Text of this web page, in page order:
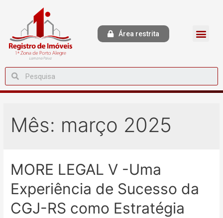
Área restrita
Mês: março 2025
MORE LEGAL V -Uma
Experiência de Sucesso da
CGJ-RS como Estratégia